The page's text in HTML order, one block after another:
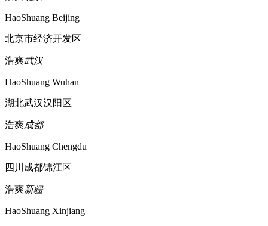
HaoShuang Beijing
北京市经济开发区
浩爽武汉
HaoShuang Wuhan
湖北武汉汉阳区
浩爽成都
HaoShuang Chengdu
四川成都锦江区
浩爽新疆
HaoShuang Xinjiang